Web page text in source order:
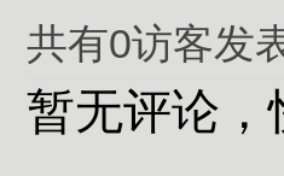
共有0访客发
暂无评论，